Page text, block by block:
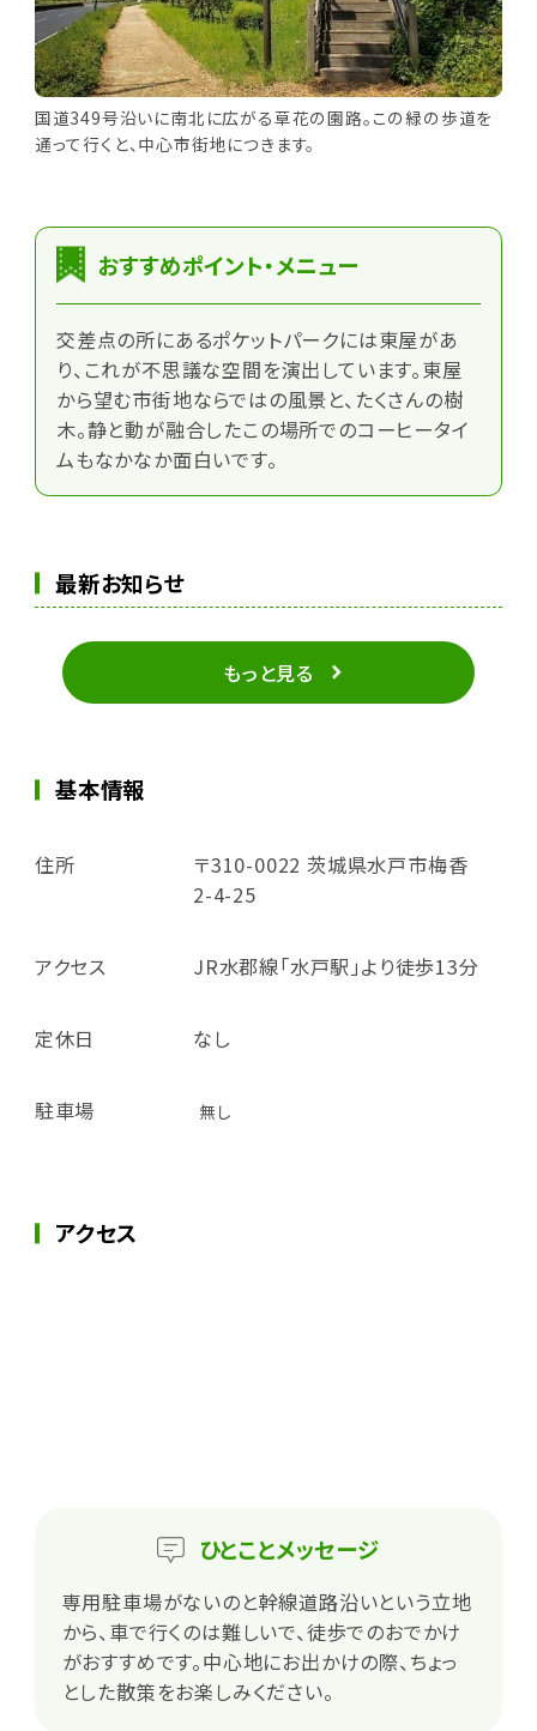
国道349号沿いに南北に広がる草花の園路。この緑の歩道を
通って行くと、中心市街地につきます。
おすすめポイント・メニュー
交差点の所にあるポケットパークには東屋があ
り、これが不思議な空間を演出しています。東屋
から望む市街地ならではの風景と、たくさんの樹
木。静と動が融合したこの場所でのコーヒータイ
ムもなかなか面白いです。
最新お知らせ
もっと見る
基本情報
住所
〒310-0022 茨城県水戸市梅香
2-4-25
アクセス JR水郡線「水戸駅」より徒歩13分
定休日 なし
駐車場 無し
アクセス
ひとことメッセージ
専用駐車場がないのと幹線道路沿いという立地
から、車で行くのは難しいで、徒歩でのおでかけ
がおすすめです。中心地にお出かけの際、ちょっ
とした散策をお楽しみください。